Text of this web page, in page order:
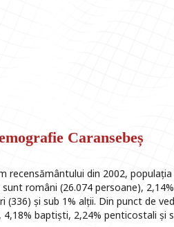
Caransebeș
recensământului din 2002,
sunt români (26.074 persoane),
(336) și sub 1% alții. Din punct de
4,18% baptiști, 2,24% penticostali și